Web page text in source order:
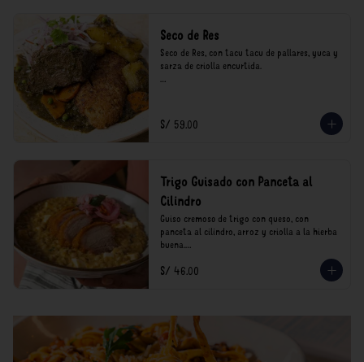
Seco de Res
Seco de Res, con tacu tacu de pallares, yuca y
sarza de criolla encurtida.
consumo.
S/ 59.00
Trigo Guisado con Panceta al
Cilindro
Guiso cremoso de trigo con queso, con
panceta al cilindro, arroz y criolla a la hierba
buena.
*Nuestros precios están expresados en soles e
S/ 46.00